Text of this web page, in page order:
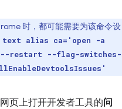
时，都可能需要为该命令设
text alias ca='open -a
--restart --flag-switches-
页上打开开发者工具的问